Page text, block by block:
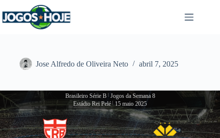
para
o
Jose Alfredo de Oliveira Neto abril 7, 2025
Brasileiro Série B
Jogos da Semana 8
Estádio Rei Pelé
15 maio 2025